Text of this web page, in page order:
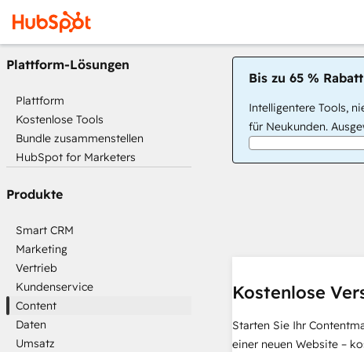
Plattform-Lösungen
Plattform
Kostenlose Tools
Bundle zusammenstellen
HubSpot for Marketers
Produkte
Smart CRM
Marketing
Vertrieb
Kundenservice
Content
Daten
Umsatz
Bis zu 65 %
Intelligentere Tools,
für Neukunden.
Kostenlose
Starten Sie Ihr
einer neuen Website –